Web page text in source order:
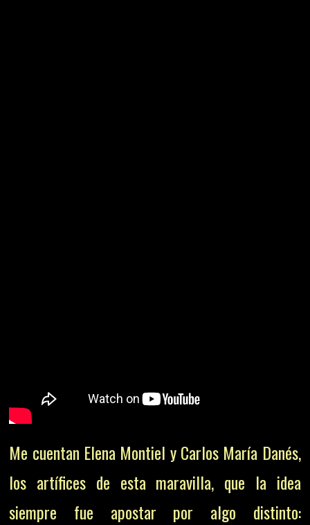
Me cuentan Elena Montiel y Carlos María Danés,
los artífices de esta maravilla, que la idea
siempre fue apostar por algo distinto: